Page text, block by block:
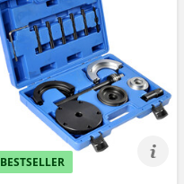
BESTSELLER